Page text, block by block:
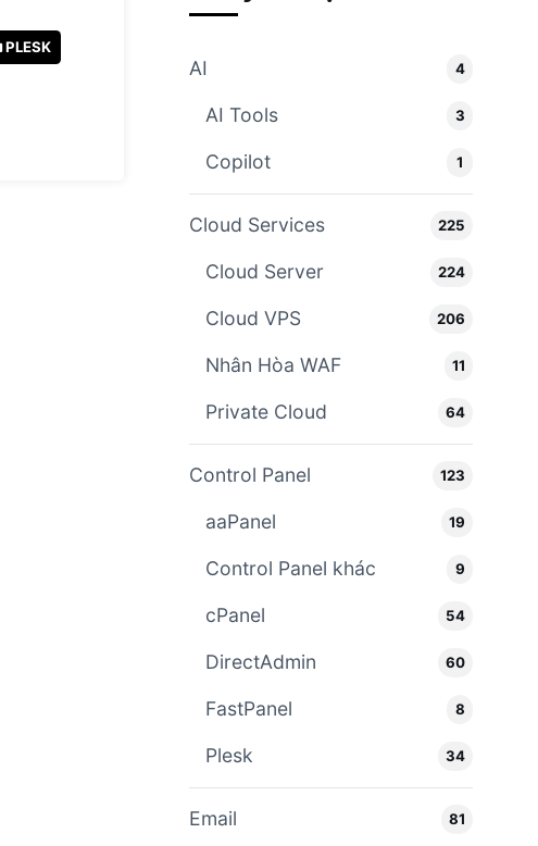
PLESK
AI 4
AI Tools 3
Copilot 1
Cloud Services 225
Cloud Server 224
Cloud VPS 206
Nhân Hòa WAF 11
Private Cloud 64
Control Panel 123
aaPanel 19
Control Panel khác 9
cPanel 54
DirectAdmin 60
FastPanel 8
Plesk 34
Email 81